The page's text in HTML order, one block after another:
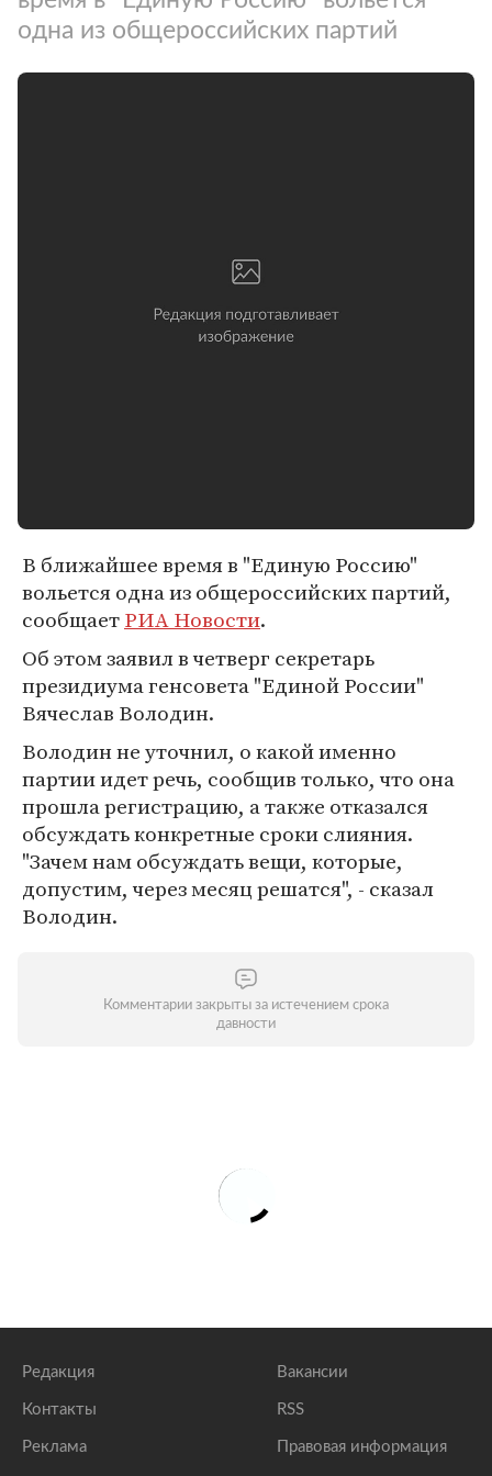
одна из общероссийских партий
В ближайшее время в "Единую Россию"
вольется одна из общероссийских партий,
сообщаетРИА Новости.
Об этом заявил в четверг секретарь
президиума генсовета "Единой России"
Вячеслав Володин.
Володин не уточнил, о какой именно
партии идет речь, сообщив только, что она
прошла регистрацию, а также отказался
обсуждать конкретные сроки слияния.
"Зачем нам обсуждать вещи, которые,
допустим, через месяц решатся", - сказал
Володин.
Комментарии закрыты за истечением срока
давности
Редакция
Контакты
Реклама
Вакансии
RSS
Правовая информация